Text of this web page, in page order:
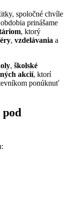
spoločné chvíle
prinášame
, ktorý
, vzdelávania a
, školské
akcií, ktorí
ponúknuť